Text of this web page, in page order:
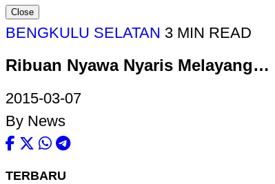
Close
BENGKULU SELATAN 3 MIN READ
Ribuan Nyawa Nyaris Melayang…
2015-03-07
By News
TERBARU